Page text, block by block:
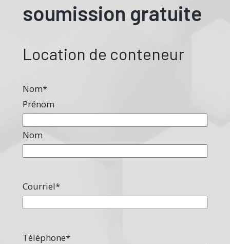
soumission gratuite
Location de conteneur
Nom*
Prénom
Nom
Courriel*
Téléphone*